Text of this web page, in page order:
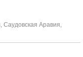
, Саудовская Аравия,